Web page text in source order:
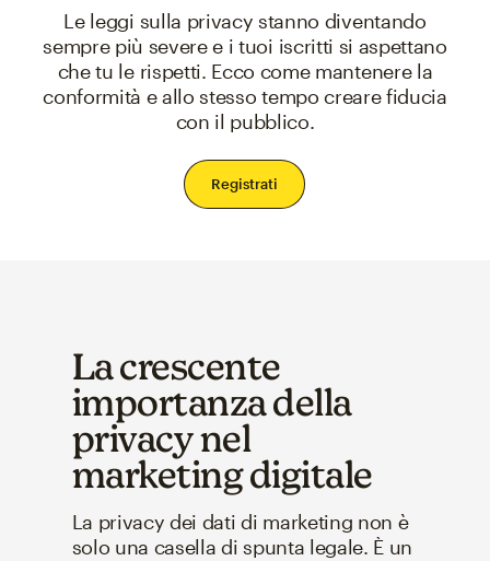
Le leggi sulla privacy stanno diventando
sempre più severe e i tuoi iscritti si aspettano
che tu le rispetti. Ecco come mantenere la
conformità e allo stesso tempo creare fiducia
con il pubblico.
Registrati
La crescente
importanza della
privacy nel
marketing digitale
La privacy dei dati di marketing non è
solo una casella di spunta legale. È un